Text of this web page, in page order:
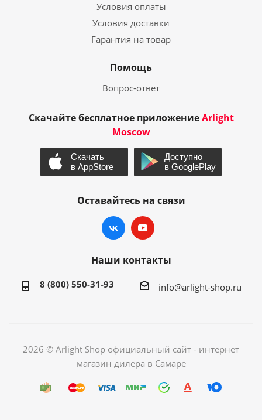
Условия оплаты
Условия доставки
Гарантия на товар
Помощь
Вопрос-ответ
Скачайте бесплатное приложениеArlight
Moscow
Оставайтесь на связи
Наши контакты
8 (800) 550-31-93 info@arlight-shop.ru
2026 © Arlight Shop официальный сайт - интернет
магазин дилера в Самаре